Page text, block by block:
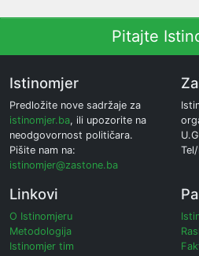
Pitajte
Istinomjer
Predložite nove sadržaje za
istinomjer.ba, ili upozorite na
neodgovornost političara.
Pišite nam na:
istinomjer@zastone.ba
Linkovi
O Istinomjeru
Metodologija
Istinomjer tim